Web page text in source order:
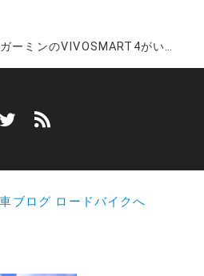
ガーミンのVIVOSMART4がいよいよ寿命か！後継モデルを探さなくては…